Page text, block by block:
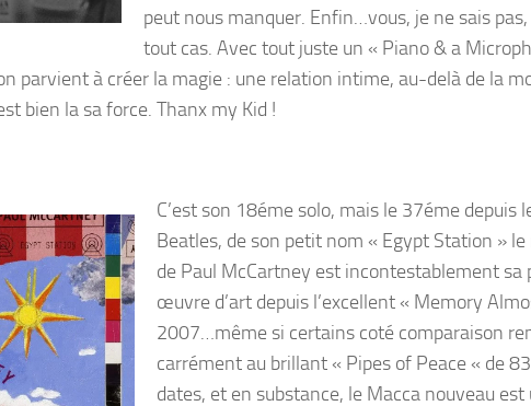
peut nous manquer. Enfin…vous, je ne sais
tout cas. Avec tout juste un « Piano & a
parvient à créer la magie : une relation intime, au-delà de la
bien la sa force. Thanx my Kid !
C’est son 18éme solo, mais le 37éme depuis
Beatles, de son petit nom « Egypt Station »
de Paul McCartney est incontestablement sa
œuvre d’art depuis l’excellent « Memory
2007…même si certains coté comparaison
carrément au brillant « Pipes of Peace « de
dates, et en substance, le Macca nouveau est